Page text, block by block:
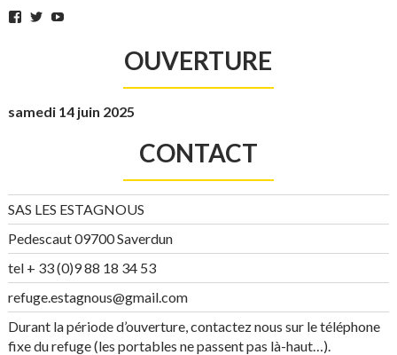
Facebook
TwitterYouTube
OUVERTURE
samedi 14 juin 2025
CONTACT
SAS LES ESTAGNOUS
Pedescaut 09700 Saverdun
tel + 33 (0)9 88 18 34 53
refuge.estagnous@gmail.com
Durant la période d’ouverture, contactez nous sur le téléphone
fixe du refuge (les portables ne passent pas là-haut…).